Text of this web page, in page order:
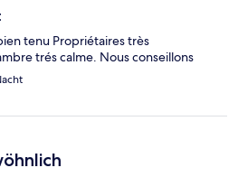
tenu Propriétaires très
trés calme. Nous conseillons